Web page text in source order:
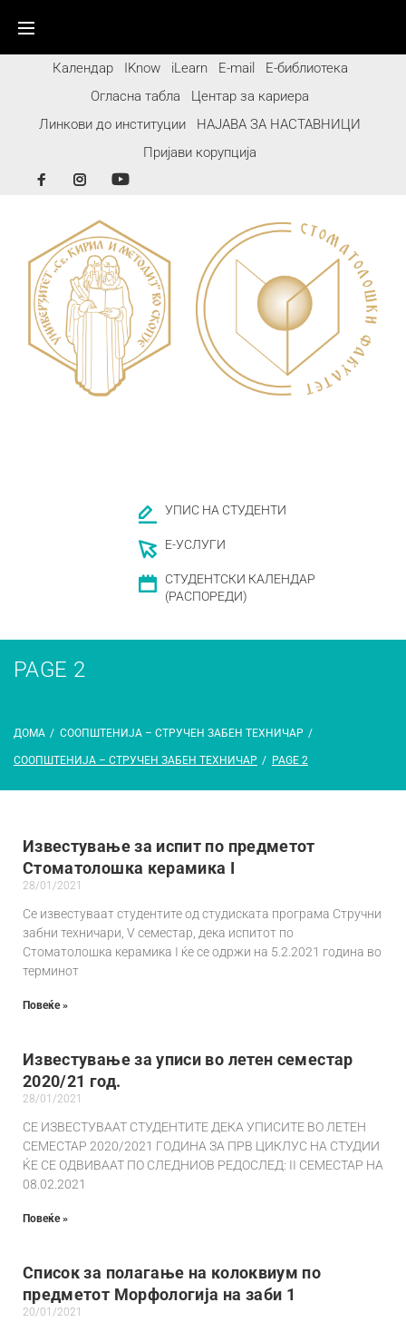
Календар IKnow iLearn E-mail
Е-библиотека
Огласна табла
Центар за кариера
Линкови до институции
НАЈАВА ЗА НАСТАВНИЦИ
Пријави корупција
УПИС НА СТУДЕНТИ
Е-УСЛУГИ
СТУДЕНТСКИ КАЛЕНДАР
(РАСПОРЕДИ)
PAGE 2
ДОМА / СООПШТЕНИЈА – СТРУЧЕН ЗАБЕН ТЕХНИЧАР /
СООПШТЕНИЈА – СТРУЧЕН ЗАБЕН ТЕХНИЧАР / PAGE 2
Известување за испит по предметот
Стоматолошка керамика I
28/01/2021
Се известуваат студентите од студиската програма Стручни
забни техничари, V семестар, дека испитот по
Стоматолошка керамика I ќе се одржи на 5.2.2021 година во
терминот
Повеќе »
Известување за уписи во летен семестар
2020/21 год.
28/01/2021
СЕ ИЗВЕСТУВААТ СТУДЕНТИТЕ ДЕКА УПИСИТЕ ВО ЛЕТЕН
СЕМЕСТАР 2020/2021 ГОДИНА ЗА ПРВ ЦИКЛУС НА СТУДИИ
ЌЕ СЕ ОДВИВААТ ПО СЛЕДНИОВ РЕДОСЛЕД: II СЕМЕСТАР НА
08.02.2021
Повеќе »
Список за полагање на колоквиум по
предметот Морфологија на заби 1
20/01/2021